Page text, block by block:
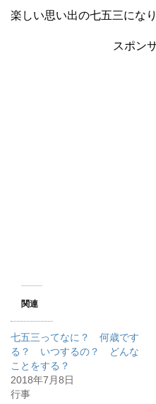
楽しい思い出の七五三にな
スポン
関連
七五三ってなに？ 何歳です
る？ いつするの？ どんな
ことをする？
2018年7月8日
行事